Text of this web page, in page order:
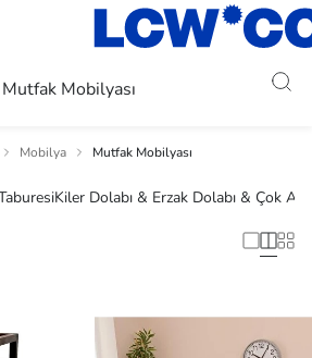
Mutfak Mobilyası
Mobilya Mutfak Mobilyası
Kiler Dolabı & Erzak Dolabı & Çok